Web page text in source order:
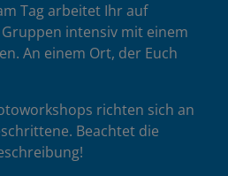
Tag arbeitet Ihr auf
intensiv mit einem
An einem Ort, der Euch
richten sich an
Beachtet die